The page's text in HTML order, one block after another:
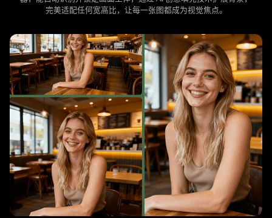
完美适配任何宽高比，让每一张图都成为视觉焦点。